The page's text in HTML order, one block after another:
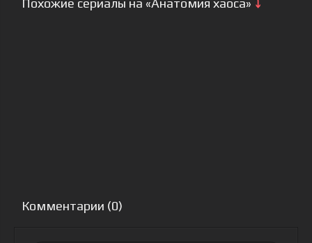
Похожие сериалы на «Анатомия хаоса» ⤵
Комментарии (0)